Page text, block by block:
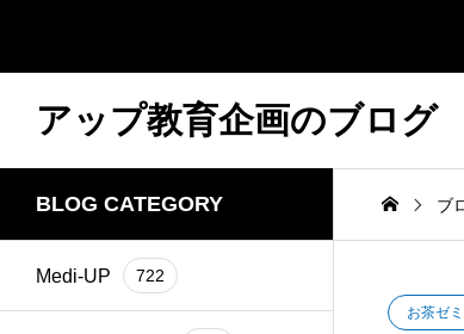
アップ教育企画のブログ
BLOG CATEGORY
Medi-UP 722
ブ
お茶ゼ